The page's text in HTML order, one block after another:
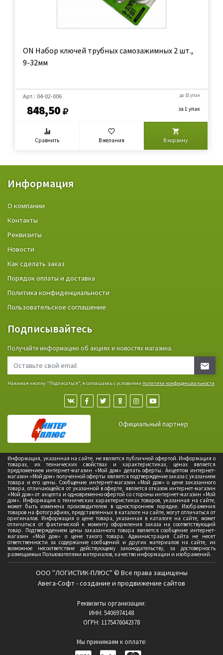
ON Набор ключей трубных самозажимных 2 шт.,
9-32мм
Арт.: 04-02-006
848,50
до 10 упак
за 1 упак
Сравнить В желания В корзину
Информация
О компании
Контакты
Реквизиты
Новости
Как сделать заказ
Порядок оплаты и доставка
Политика конфиденциальности
Пользовательское соглашение
Подписывайтесь
Получайте информацию об акциях и новостях магазина.
Нажимая кнопку "Подписаться", я соглашаюсь с условиями политики конфиденциальности
Официальный партнер
Информация, указанная на сайте, не является публичной офертой. Информация о
товарах, их технических свойствах и характеристиках, ценах является
предложением интернет-магазин «Мой дом» делать оферты. Акцептом интернет-
магазин «Мой дом» полученной оферты является подтверждение заказа с указанием
товара и его цены. Сообщение интернет-магазин «Мой дом» о цене заказанного
товара, отличающейся от указанной в оферте, является отказом интернет-магазин
«Мой дом» от акцепта и одновременно офертой со стороны интернет-магазин «Мой
дом». Информация о технических характеристиках товаров, указанная на сайте,
может быть изменена производителем в одностороннем порядке. Изображения
товаров на фотографиях, представленных в каталоге на сайте, могут отличаться от
оригиналов. Информация о цене товара, указанная в каталоге на сайте, может
отличаться от фактической к моменту оформления заказа на соответствующий
товар. Подтверждением цены заказанного товара является сообщение интернет-
магазин «Мой дом» о цене такого товара. Администрация Сайта не несет
ответственности за содержание сообщений и других материалов на сайте, их
возможное несоответствие действующему законодательству, за достоверность
размещаемых Пользователями материалов, качество информации и изображений.
ООО "ЛОГИСТИК-ПЛЮС" © Все права защищены
Авега-Софт - создание и продвижение сайтов
Реквизиты организации:
ИНН: 5406974148
ОГРН: 1175476042378
Мы принимаем к оплате: